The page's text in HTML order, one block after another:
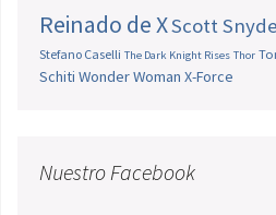
Reinado de XScott
Stefano Caselli The Dark Knight Rises Thor
Schiti Wonder Woman X-Force
Nuestro Facebook